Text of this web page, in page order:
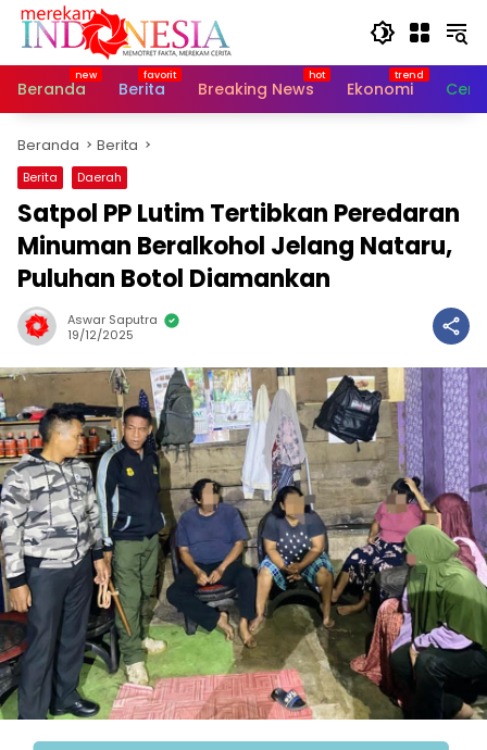
Langsung
Beranda
Berita Breaking News Ekonomi
Beranda Berita
Berita Daerah
Satpol PP Lutim Tertibkan Peredaran
Minuman Beralkohol Jelang Nataru,
Puluhan Botol Diamankan
Aswar Saputra
19/12/2025